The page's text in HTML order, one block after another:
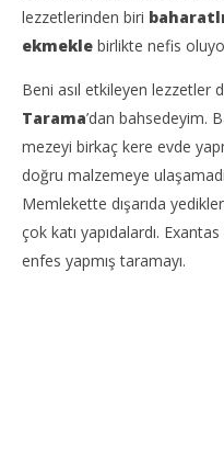
lezzetlerinden biri
ekmekle birlikte nefis
Beni asıl etkileyen lezzetler
Tarama’dan bahsedeyim.
mezeyi birkaç kere evde
doğru malzemeye
Memlekette dışarıda
çok katı yapıdalardı.
enfes yapmış taramayı.